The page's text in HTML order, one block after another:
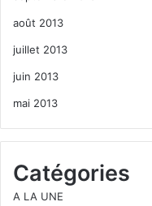
août 2013
juillet 2013
juin 2013
mai 2013
Catégories
A LA UNE